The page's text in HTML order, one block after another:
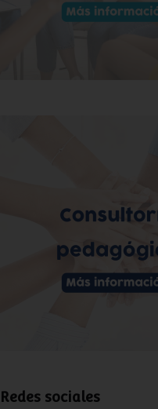
Redes sociales